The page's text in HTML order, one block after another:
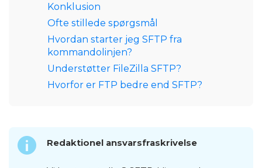
Konklusion
Ofte stillede spørgsmål
Hvordan starter jeg SFTP fra
kommandolinjen?
Understøtter FileZilla SFTP?
Hvorfor er FTP bedre end SFTP?
Redaktionel ansvarsfraskrivelse